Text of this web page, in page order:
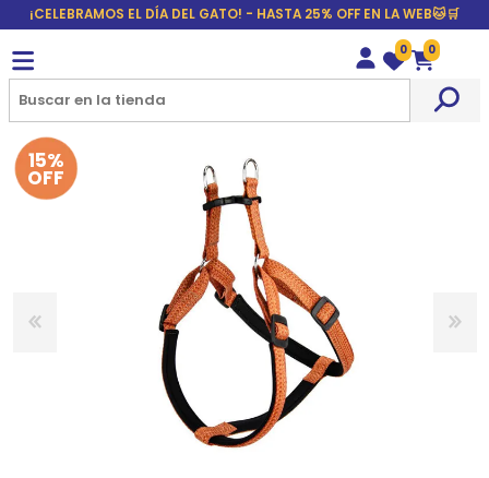
¡CELEBRAMOS EL DÍA DEL GATO! - HASTA 25% OFF EN LA WEB🐱🛒
Wishlist
0
Carrito
0
15%
OFF